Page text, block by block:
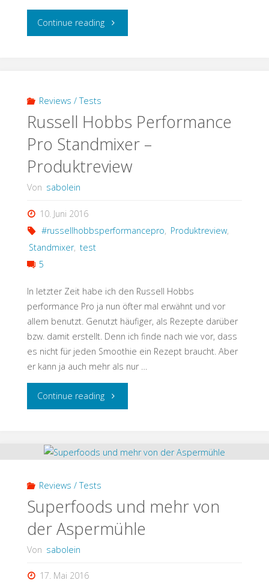
Continue reading"Wie
einen
Piraten?
Reviews / Tests
Russell Hobbs Performance
Pro Standmixer –
Produktreview
Von sabolein
10. Juni 2016
#russellhobbsperformancepro, Produktreview,
Standmixer, test
5
In letzter Zeit habe ich den Russell Hobbs
performance Pro ja nun öfter mal erwähnt und vor
allem benutzt. Genutzt häufiger, als Rezepte darüber
bzw. damit erstellt. Denn ich finde nach wie vor, dass
es nicht für jeden Smoothie ein Rezept braucht. Aber
er kann ja auch mehr als nur …
Continue reading"Russell
Performance
Standmixer
–
Reviews / Tests
Superfoods und mehr von
der Aspermühle
Von sabolein
17. Mai 2016